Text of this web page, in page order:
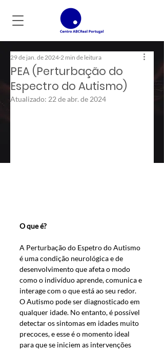
PEA (Perturbação do
Espectro do Autismo)
29 de jan. de 2024 2 min de leitura
Atualizado: 22 de abr. de 2024
O que é?
A Perturbação do Espetro do Autismo
é uma condição neurológica e de
desenvolvimento que afeta o modo
como o indivíduo aprende, comunica e
interage com o que está ao seu redor.
O Autismo pode ser diagnosticado em
qualquer idade. No entanto, é possível
detectar os sintomas em idades muito
precoces, e esse é o momento ideal
para que se iniciem as intervenções